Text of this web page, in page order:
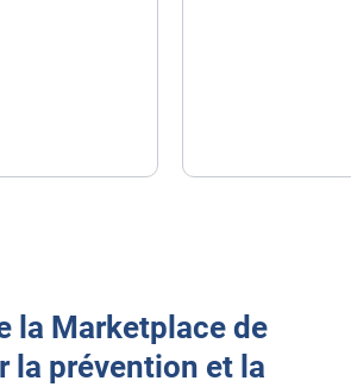
la Marketplace de
la prévention et la